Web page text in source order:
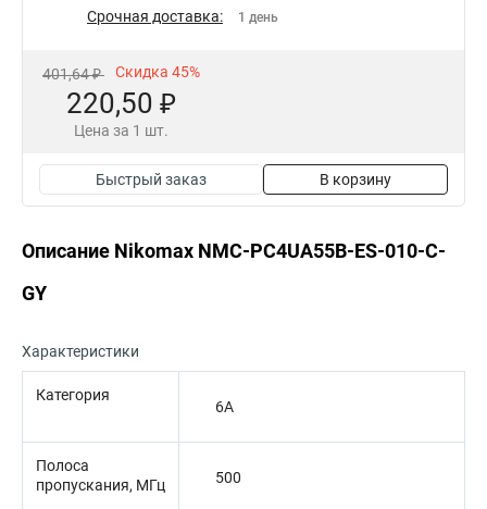
Срочная доставка: 1 день
401,64 ₽ Скидка 45%
220,50 ₽
Цена за 1 шт.
Быстрый заказ В корзину
Описание Nikomax NMC-PC4UA55B-ES-010-C-
GY
Характеристики
Категория
6A
Полоса
пропускания, МГц
500